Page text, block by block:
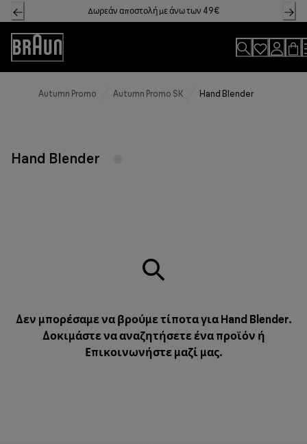
Skip
to
Content
Δωρεάν αποστολή με άνω των 49€
Accessibility
Statement
Autumn Promo Autumn Promo SK Hand Blender
Hand Blender
Δεν μπορέσαμε να βρούμε τίποτα για Hand Blender.
Δοκιμάστε να αναζητήσετε ένα προϊόν ή
Επικοινωνήστε μαζί μας.